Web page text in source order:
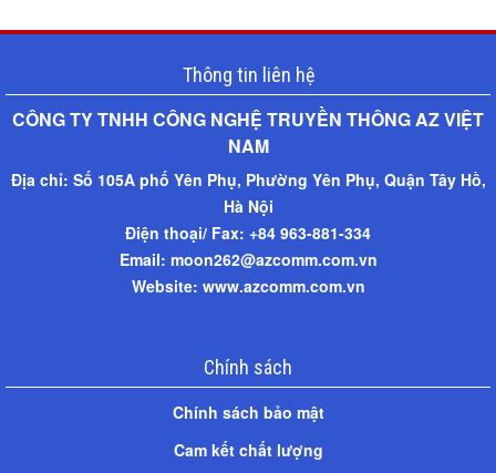
Thông tin liên hệ
CÔNG TY TNHH CÔNG NGHỆ TRUYỀN THÔNG AZ VIỆT
NAM​
Địa chỉ: Số 105A phố Yên Phụ, Phường Yên Phụ, Quận Tây Hồ,
Hà Nội
Điện thoại/ Fax: +84 963-881-334
Email: moon262@azcomm.com.vn
Website: www.azcomm.com.vn
Chính sách
Chính sách bảo mật
Cam kết chất lượng